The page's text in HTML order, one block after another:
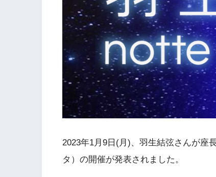
2023年1月9日(月)、羽生結弦さんが座
タ）の開催が発表されました。